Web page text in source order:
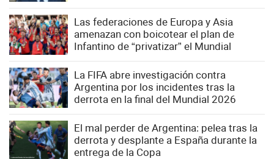
Las federaciones de Europa y Asia
amenazan con boicotear el plan de
Infantino de “privatizar” el Mundial
La FIFA abre investigación contra
Argentina por los incidentes tras la
derrota en la final del Mundial 2026
El mal perder de Argentina: pelea tras la
derrota y desplante a España durante la
entrega de la Copa